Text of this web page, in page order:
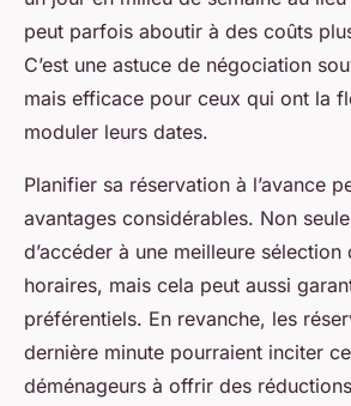
peut parfois aboutir à des coûts
C’est une astuce de négociation
mais efficace pour ceux qui ont la
moduler leurs dates.
Planifier sa réservation à l’avance
avantages considérables. Non
d’accéder à une meilleure sélection
horaires, mais cela peut aussi
préférentiels. En revanche, les
dernière minute pourraient inciter
déménageurs à offrir des